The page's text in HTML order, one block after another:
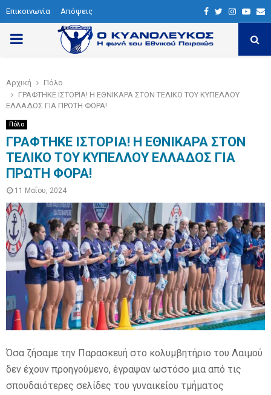
Επικοινωνία Απόψεις
c
k
a
P
I
M
A
R
Y
M
E
N
U
Αρχική
Πόλο
ΓΡΑΦΤΗΚΕ ΙΣΤΟΡΙΑ! Η ΕΘΝΙΚΑΡΑ ΣΤΟΝ ΤΕΛΙΚΟ ΤΟΥ ΚΥΠΕΛΛΟΥ
ΕΛΛΑΔΟΣ ΓΙΑ ΠΡΩΤΗ ΦΟΡΑ!
Πόλο
ΓΡΑΦΤΗΚΕ ΙΣΤΟΡΙΑ! Η ΕΘΝΙΚΑΡΑ ΣΤΟΝ
ΤΕΛΙΚΟ ΤΟΥ ΚΥΠΕΛΛΟΥ ΕΛΛΑΔΟΣ ΓΙΑ
ΠΡΩΤΗ ΦΟΡΑ!
11 Μαΐου, 2024
Όσα ζήσαμε την Παρασκευή στο κολυμβητήριο του Λαιμού
δεν έχουν προηγούμενο, έγραψαν ωστόσο μια από τις
σπουδαιότερες σελίδες του γυναικείου τμήματος